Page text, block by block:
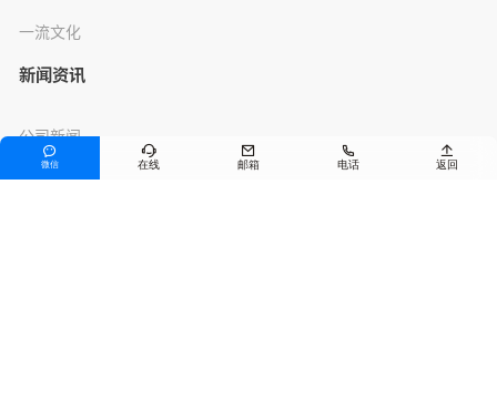
一流文化
新闻资讯
公司新闻
行业资讯

微信

在线

邮箱

电话

返回